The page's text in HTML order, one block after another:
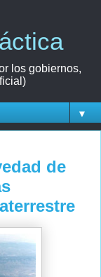
los gobiernos,
▼
de